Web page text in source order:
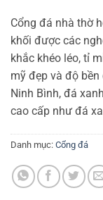
Cổng đá nhà thờ
khối được các
khắc khéo léo, tỉ
mỹ đẹp và độ
Ninh Bình, đá
cao cấp như đá
Danh mục: Cổng đá